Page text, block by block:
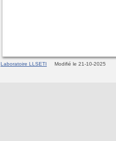
Laboratoire LLSETI Modifié le 21-10-2025